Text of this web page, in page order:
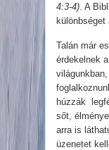
4:3-4) . A
különbséget
Talán már
érdekelnek
húzzák
sőt,
arra is
üzenetet